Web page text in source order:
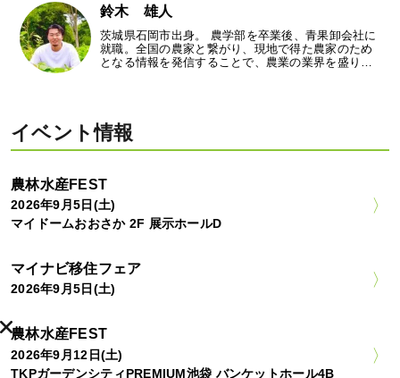
鈴木 雄人
茨城県石岡市出身。 農学部を卒業後、青果卸会社に
就職。全国の農家と繋がり、現地で得た農家のため
となる情報を発信することで、農業の業界を盛り…
イベント情報
農林水産FEST
2026年9月5日(土)
マイドームおおさか 2F 展示ホールD
マイナビ移住フェア
2026年9月5日(土)
農林水産FEST
2026年9月12日(土)
TKPガーデンシティPREMIUM池袋 バンケットホール4B